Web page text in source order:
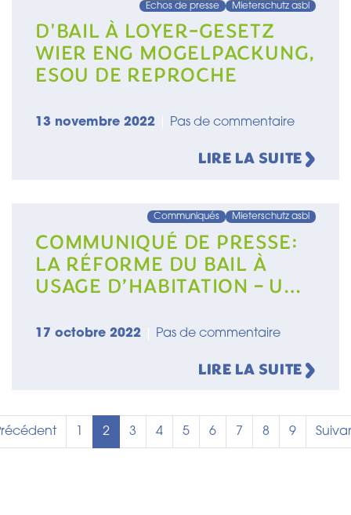
Echos de presse Mieterschutz asbl
D'BAIL À LOYER-GESETZ
WIER ENG MOGELPACKUNG,
ESOU DE REPROCHE
13 novembre 2022 Pas de commentaire
LIRE LA SUITE
Communiqués Mieterschutz asbl
COMMUNIQUÉ DE PRESSE:
LA RÉFORME DU BAIL À
USAGE D’HABITATION – UN
17 octobre 2022 Pas de commentaire
LIRE LA SUITE
Pagination
précédentePagePage courante
2 Page
3 Page
4 Page
5 Page
6 Page
7 Page
8 Page
9 Page